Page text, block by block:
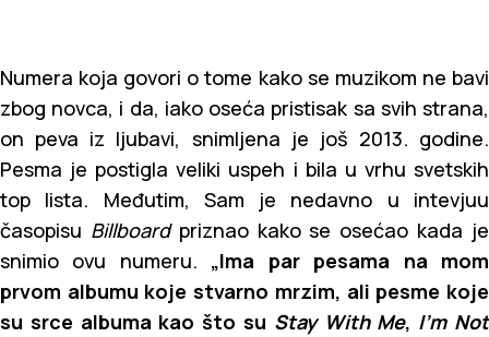
Numera koja govori o tome kako se muzikom ne bavi
zbog novca, i da, iako oseća pristisak sa svih strana,
on peva iz ljubavi, snimljena je još 2013. godine.
Pesma je postigla veliki uspeh i bila u vrhu svetskih
top lista. Međutim, Sam je nedavno u intevjuu
časopisu Billboardpriznao kako se osećao kada je
snimio ovu numeru. „Ima par pesama na mom
prvom albumu koje stvarno mrzim, ali pesme koje
su srce albuma kao što su Stay With Me, I’m Not